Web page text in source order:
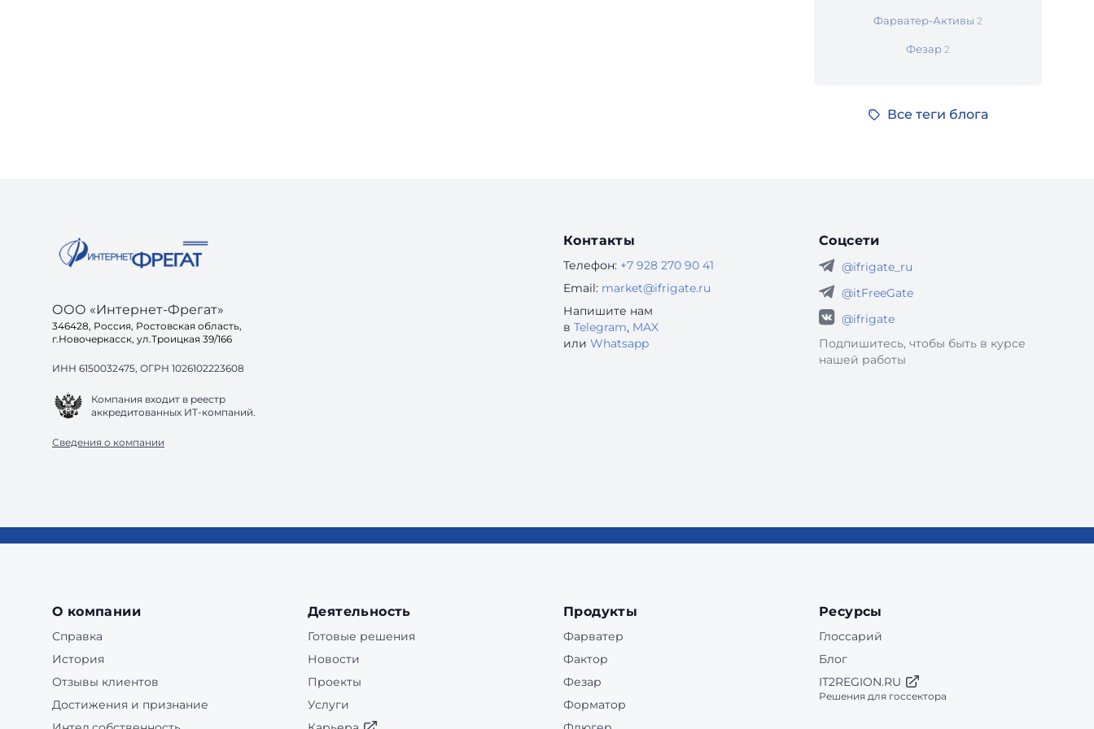
Фарватер-Активы 2
Фезар 2
Все теги блога
ООО «Интернет-Фрегат»
346428, Россия, Ростовская область,
г.Новочеркасск, ул.Троицкая 39/166
ИНН 6150032475, ОГРН 1026102223608
Компания входит в реестр
аккредитованных ИТ-компаний.
Сведения о компании
Контакты
Телефон: +7 928 270 90 41
Email: market@ifrigate.ru
Напишите нам
в Telegram, MAX
или Whatsapp
Соцсети
@ifrigate_ru
@itFreeGate
@ifrigate
Подпишитесь, чтобы быть в курсе
нашей работы
О компании
Справка
История
Отзывы клиентов
Достижения и признание
Деятельность
Готовые решения
Новости
Проекты
Услуги
Продукты
Фарватер
Фактор
Фезар
Форматор
Ресурсы
Глоссарий
Блог
IT2REGION.RU
Решения для госсектора